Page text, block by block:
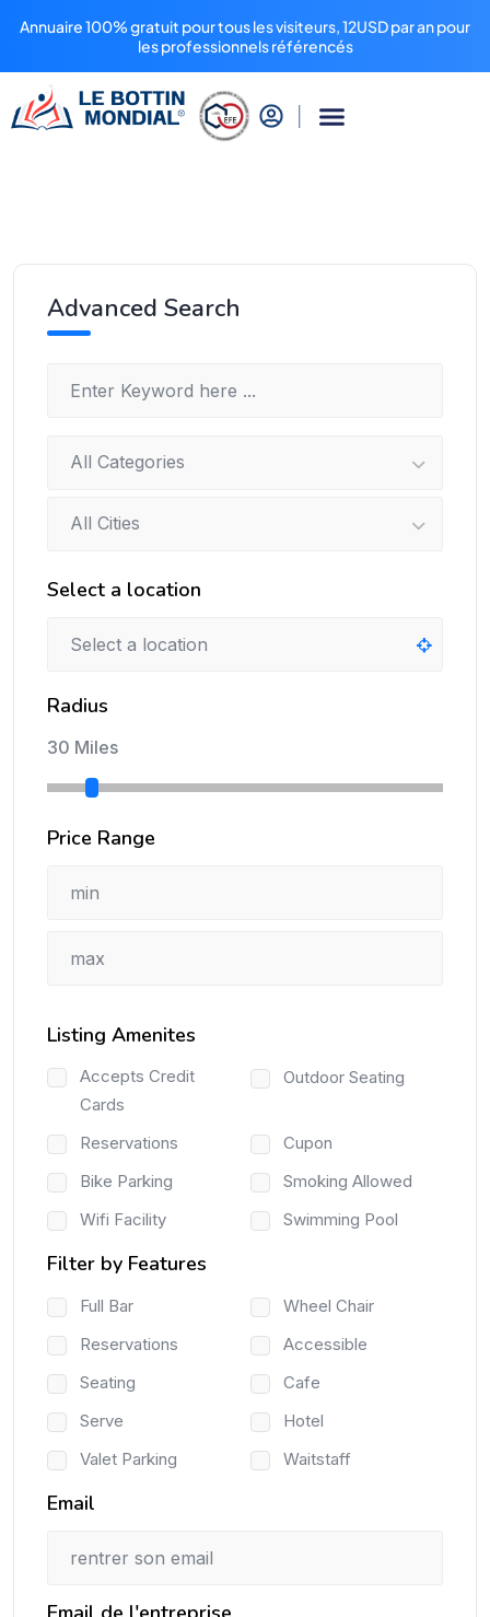
Annuaire 100% gratuit pour tous les visiteurs, 12USD par an pour
les professionnels référencés
Advanced Search
All Categories
All Cities
Select a location
Radius
30 Miles
Price Range
Listing Amenites
Accepts Credit
Cards
Outdoor Seating
Reservations
Cupon
Bike Parking
Smoking Allowed
Wifi Facility
Swimming Pool
Filter by Features
Full Bar
Wheel Chair
Reservations
Accessible
Seating
Cafe
Serve
Hotel
Valet Parking
Waitstaff
Email